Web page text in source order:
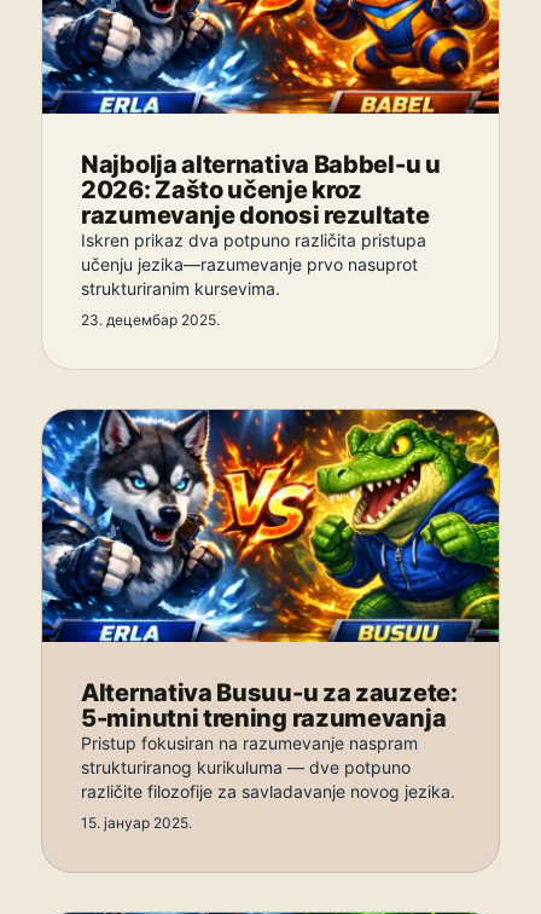
Najbolja alternativa Babbel-u u
2026: Zašto učenje kroz
razumevanje donosi rezultate
Iskren prikaz dva potpuno različita pristupa
učenju jezika—razumevanje prvo nasuprot
strukturiranim kursevima.
23. децембар 2025.
Alternativa Busuu-u za zauzete:
5-minutni trening razumevanja
Pristup fokusiran na razumevanje naspram
strukturiranog kurikuluma — dve potpuno
različite filozofije za savladavanje novog jezika.
15. јануар 2025.